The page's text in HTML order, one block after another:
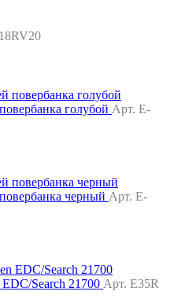
голубой Арт. E-
черный Арт. E-
Search 21700 Арт. E35R